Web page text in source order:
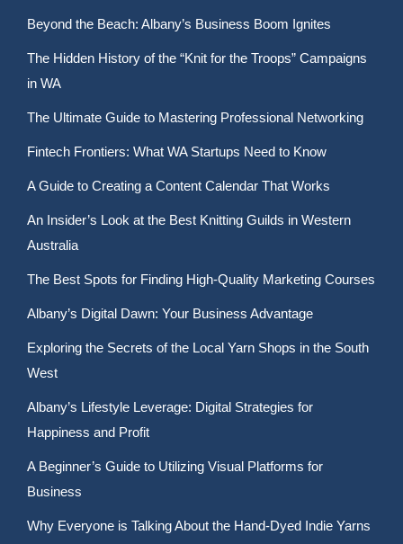
Beyond the Beach: Albany’s Business Boom Ignites
The Hidden History of the “Knit for the Troops” Campaigns
in WA
The Ultimate Guide to Mastering Professional Networking
Fintech Frontiers: What WA Startups Need to Know
A Guide to Creating a Content Calendar That Works
An Insider’s Look at the Best Knitting Guilds in Western
Australia
The Best Spots for Finding High-Quality Marketing Courses
Albany’s Digital Dawn: Your Business Advantage
Exploring the Secrets of the Local Yarn Shops in the South
West
Albany’s Lifestyle Leverage: Digital Strategies for
Happiness and Profit
A Beginner’s Guide to Utilizing Visual Platforms for
Business
Why Everyone is Talking About the Hand-Dyed Indie Yarns